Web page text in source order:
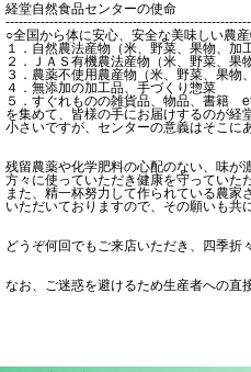
経堂自然食品センターの使命
○全国から体に安心、安全な美味しい農産
１．自然農法産物（米、野菜、果物、加
２．ＪＡＳ有機農法産物（米、野菜、果
３．農薬不使用農産物（米、野菜、果物
４．無添加の加工品、手づくり惣菜
５．すぐれものの雑貨品、物品、書籍
を集めて、皆様の手にお届けするのが経
小さいですが、センターの意義はそこに
残留農薬や化学肥料の心配のない、味が
方々に使っていただき健康を守っていた
また、精一杯努力して作られている農
いただいておりますので、その願いも共
どうぞ何回でもご来店いただき、四季折
なお、ご迷惑を避けるため生産者への直